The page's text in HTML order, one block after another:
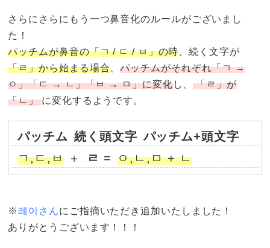
さらにさらにもう一つ鼻音化のルールがございまし
た！
パッチムが鼻音の「ㄱ / ㄷ / ㅂ」の時 、続く文字が
「ㄹ」から始まる場合 、パッチムがそれぞれ「ㄱ →
ㅇ」「ㄷ → ㄴ」「ㅂ → ㅁ」に変化し、「ㄹ」が
「ㄴ」に変化するようです。
パッチム 続く頭文字 パッチム+頭文字
ㄱ,ㄷ,ㅂ＋ ㄹ = ㅇ,ㄴ,ㅁ + ㄴ
※ 레이さんにご指摘いただき追加いたしました！
ありがとうございます！！！